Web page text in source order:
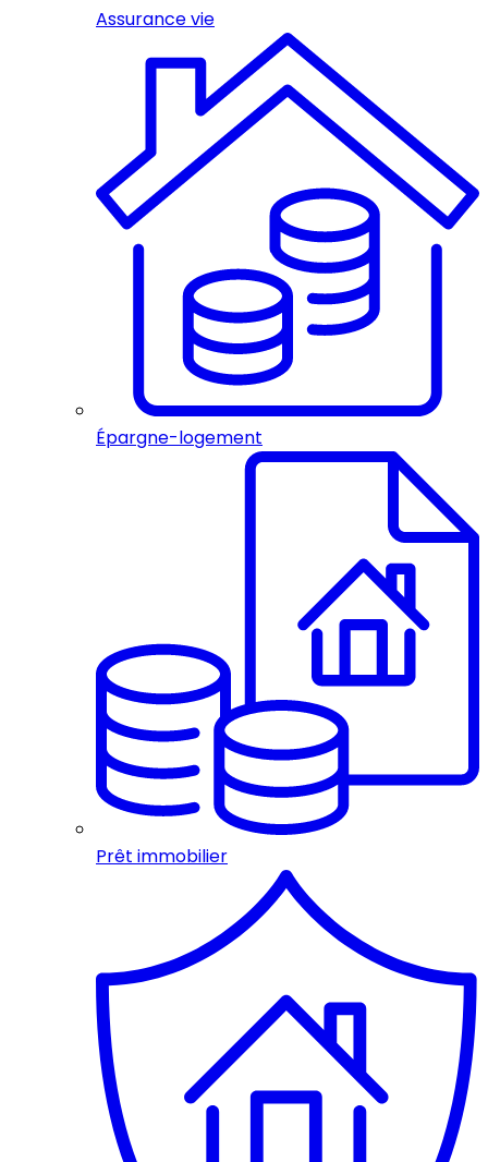
Assurance vie
Épargne-logement
Prêt immobilier